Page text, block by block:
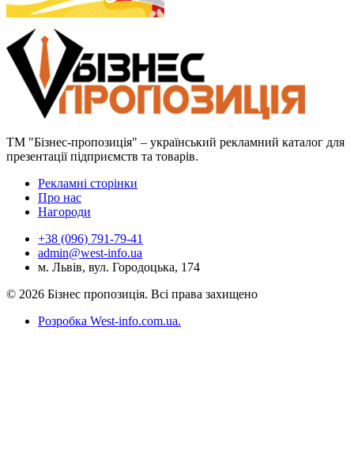
ТМ "Бізнес-пропозиція" – український рекламний каталог для
презентації підприємств та товарів.
Рекламні сторінки
Про нас
Нагороди
+38 (096) 791-79-41
admin@west-info.ua
м. Львів, вул. Городоцька, 174
© 2026 Бізнес пропозиція. Всі права захищено
Розробка West-info.com.ua.